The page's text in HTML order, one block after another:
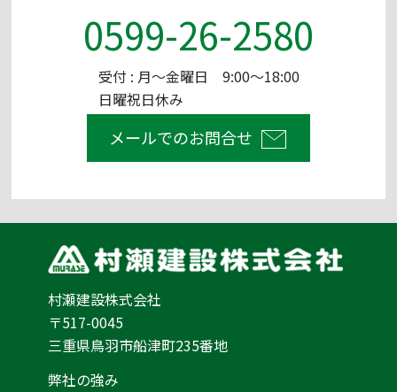
0599-26-2580
受付 : 月～金曜日 9:00～18:00
日曜祝日休み
メールでのお問合せ
村瀬建設株式会社
〒517-0045
三重県鳥羽市船津町235番地
弊社の強み